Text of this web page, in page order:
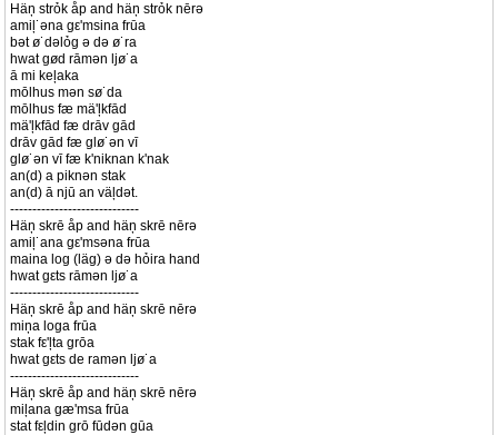
Häņ strỏk åp and häņ strỏk nērə
amiļ˙əna gε'msina frūa
bət ø˙dəlỏg ə də ø˙ra
hwat gød rāmən ljø˙a
ā mi keļaka
mōlhus mən sø˙da
mōlhus fæ mä'ļkfād
mä'ļkfād fæ drāv gād
drāv gād fæ glø˙ən vī
glø˙ən vī fæ k'niknan k'nak
an(d) a piknən stak
an(d) ā njū an väļdət.
-----------------------------
Häņ skrē åp and häņ skrē nērə
amiļ˙ana gε'msəna frūa
maina log (läg) ə də hỏira hand
hwat gεts rāmən ljø˙a
-----------------------------
Häņ skrē åp and häņ skrē nērə
miņa loga frūa
stak fε'ļta grōa
hwat gεts de ramən ljø˙a
-----------------------------
Häņ skrē åp and häņ skrē nērə
miļana gæ'msa frūa
stat fεļdin grō fūdən gūa